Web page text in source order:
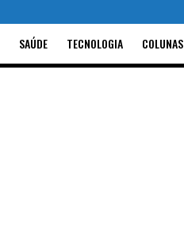
SAÚDE TECNOLOGIA COLUNAS